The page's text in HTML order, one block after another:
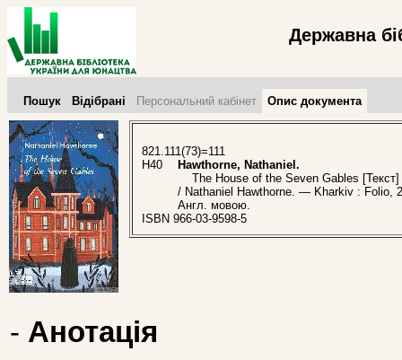
Державна
Пошук Відібрані Персональний кабінет Опис документа
821.111(73)=111
H40
Hawthorne, Nathaniel.
The House of the Seven Gables
/ Nathaniel Hawthorne. — Kharkiv :
Англ. мовою.
ISBN 966-03-9598-5
- Анотація